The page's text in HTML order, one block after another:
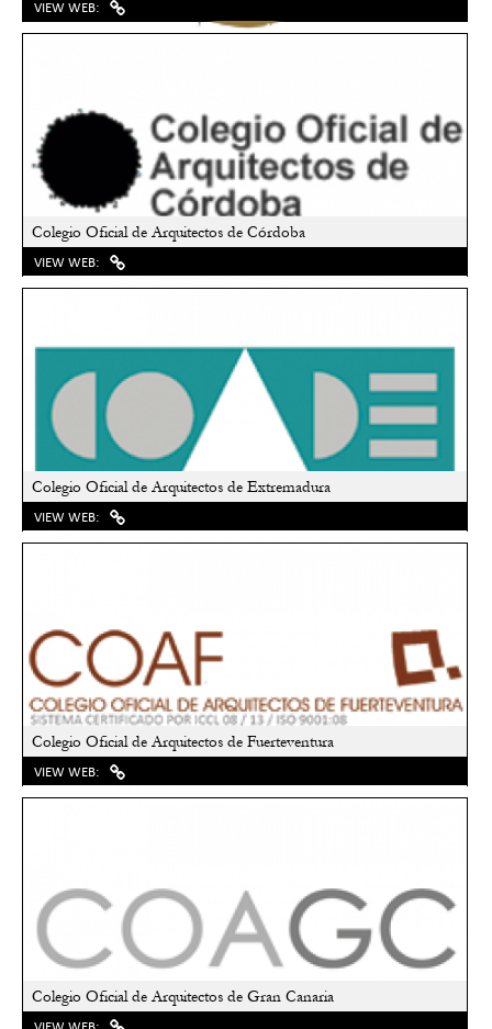
VIEW WEB:
Colegio Oficial de Arquitectos de Córdoba
VIEW WEB:
Colegio Oficial de Arquitectos de Extremadura
VIEW WEB:
Colegio Oficial de Arquitectos de Fuerteventura
VIEW WEB:
Colegio Oficial de Arquitectos de Gran Canaria